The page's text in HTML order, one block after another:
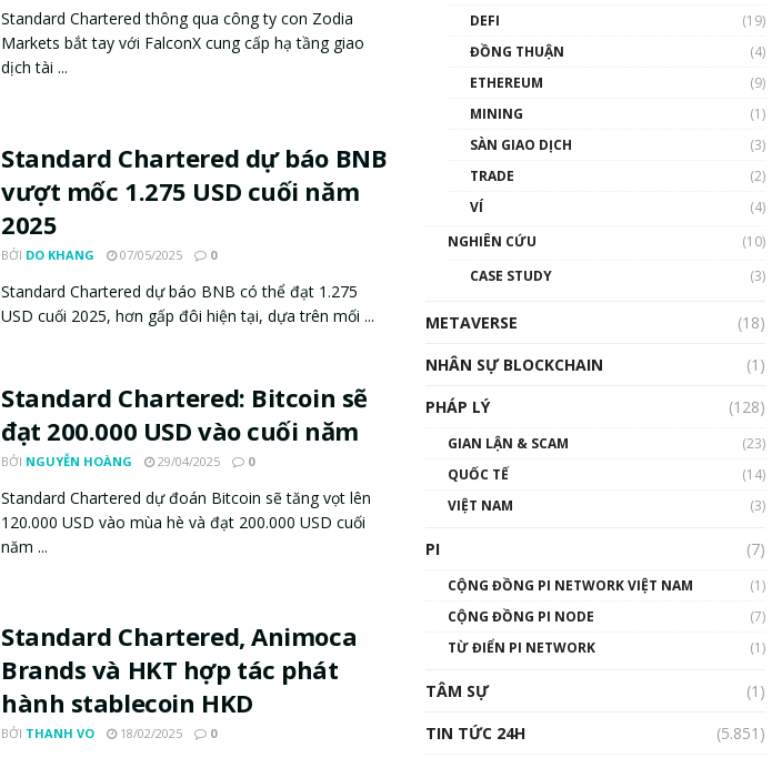
Standard Chartered thông qua công ty con Zodia
Markets bắt tay với FalconX cung cấp hạ tầng giao
dịch tài ...
Standard Chartered dự báo BNB
vượt mốc 1.275 USD cuối năm
2025
BỞI DO KHANG 07/05/2025 0
Standard Chartered dự báo BNB có thể đạt 1.275
USD cuối 2025, hơn gấp đôi hiện tại, dựa trên mối ...
Standard Chartered: Bitcoin sẽ
đạt 200.000 USD vào cuối năm
BỞI NGUYỄN HOÀNG 29/04/2025 0
Standard Chartered dự đoán Bitcoin sẽ tăng vọt lên
120.000 USD vào mùa hè và đạt 200.000 USD cuối
năm ...
Standard Chartered, Animoca
Brands và HKT hợp tác phát
hành stablecoin HKD
BỞI THANH VO 18/02/2025 0
DEFI
(19)
ĐỒNG THUẬN
(4)
ETHEREUM
(9)
MINING
(1)
SÀN GIAO DỊCH
(3)
TRADE
(2)
VÍ
(4)
NGHIÊN CỨU
(10)
CASE STUDY
(3)
METAVERSE
(18)
NHÂN SỰ BLOCKCHAIN
(1)
PHÁP LÝ
(128)
GIAN LẬN & SCAM
(23)
QUỐC TẾ
(14)
VIỆT NAM
(3)
PI (7)
CỘNG ĐỒNG PI NETWORK VIỆT NAM
(1)
CỘNG ĐỒNG PI NODE
(7)
TỪ ĐIỂN PI NETWORK
(1)
TÂM SỰ
(1)
TIN TỨC 24H
(5.851)